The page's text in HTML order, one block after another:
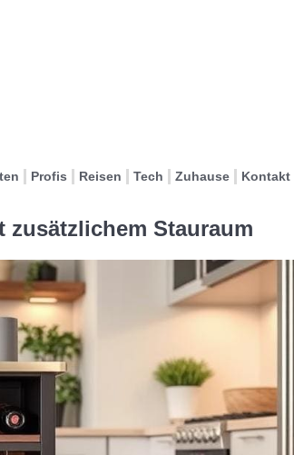
Profis Reisen Tech Zuhause Kontakt
Stauraum